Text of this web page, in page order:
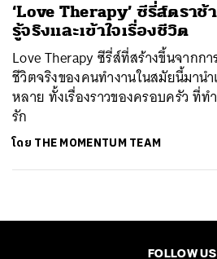
‘Love Therapy’ ซีรี่ส์ตรา
รู้จริงและเข้าใจเรื่องชีวิต
Love Therapy ซีรี่ส์ที่สร้างขึ้นจากกา
ชีวิตจริงของคนทำงานในสมัยนี้มาน
หลาย ทั้งเรื่องราวของครอบครัว ที่ท
รัก
โดย THE MOMENTUM TEAM
FOLLOW US